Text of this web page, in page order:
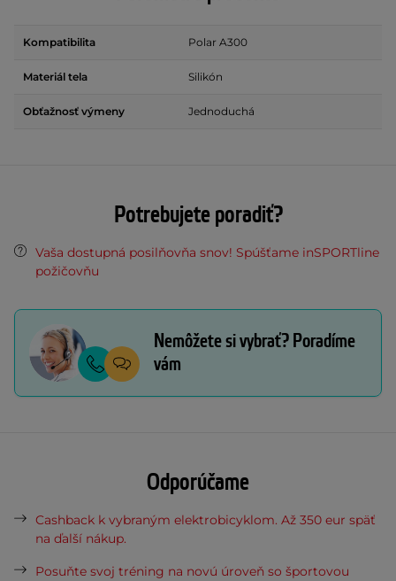
Kompatibilita Polar A300
Materiál tela Silikón
Obťažnosť výmeny Jednoduchá
Potrebujete poradiť?
Vaša dostupná posilňovňa snov! Spúšťame inSPORTline
požičovňu
Nemôžete si vybrať? Poradíme
vám
Odporúčame
Cashback k vybraným elektrobicyklom. Až 350 eur späť
na ďalší nákup.
Posuňte svoj tréning na novú úroveň so športovou